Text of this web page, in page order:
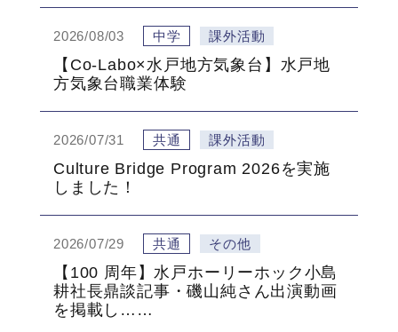
2026/08/03 中学 課外活動
【Co-Labo×水戸地方気象台】水戸地
方気象台職業体験
2026/07/31 共通 課外活動
Culture Bridge Program 2026を実施
しました！
2026/07/29 共通 その他
【100 周年】水戸ホーリーホック小島
耕社長鼎談記事・磯山純さん出演動画
を掲載し……